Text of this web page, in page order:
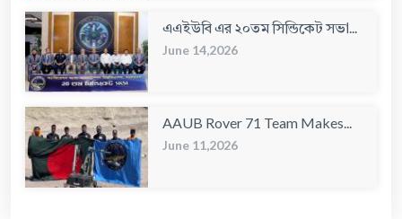
এএইউবি এর ২০তম সিন্ডিকেট সভা...
June 14,2026
AAUB Rover 71 Team Makes...
June 11,2026